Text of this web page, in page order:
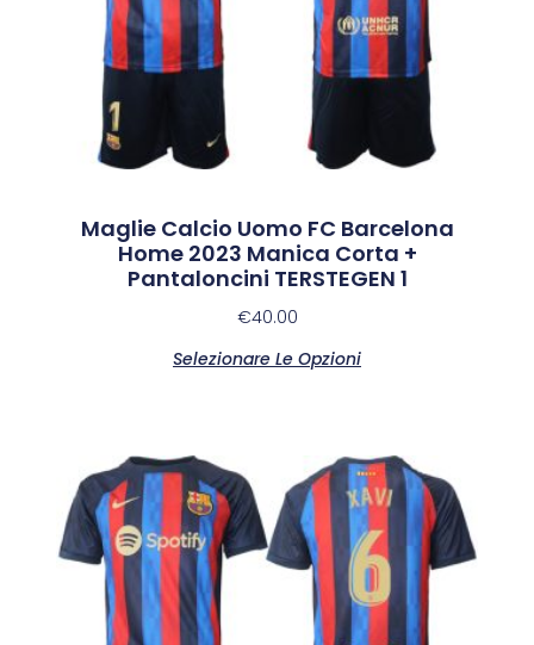
Maglie Calcio Uomo FC Barcelona
Home 2023 Manica Corta +
Pantaloncini TERSTEGEN 1
€40.00
Selezionare Le Opzioni